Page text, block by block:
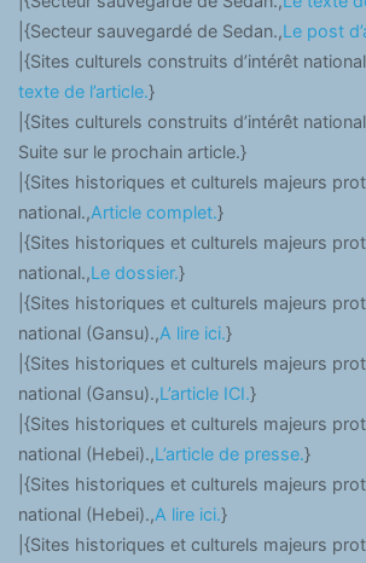
|{Secteur sauvegardé de Sedan.,Le post
|{Sites culturels construits d’intérêt
texte de l’article.}
|{Sites culturels construits d’intérêt
Suite sur le prochain article.}
|{Sites historiques et culturels majeurs
national.,Article complet.}
|{Sites historiques et culturels majeurs
national.,Le dossier.}
|{Sites historiques et culturels majeurs
national (Gansu).,A lire ici.}
|{Sites historiques et culturels majeurs
national (Gansu).,L’article ICI.}
|{Sites historiques et culturels majeurs
national (Hebei).,L’article de presse.}
|{Sites historiques et culturels majeurs
national (Hebei).,A lire ici.}
|{Sites historiques et culturels majeurs